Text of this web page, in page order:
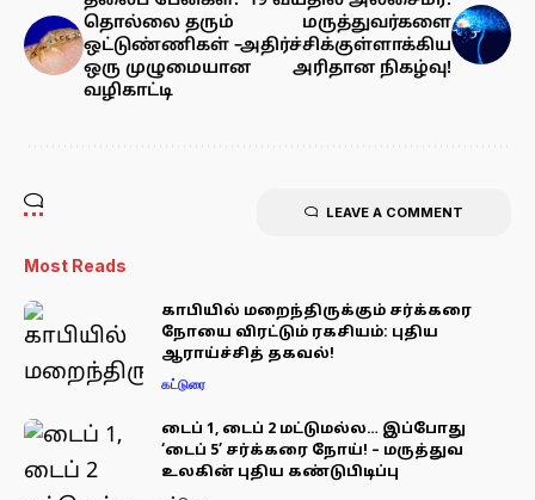
தொல்லை தரும்
ஒட்டுண்ணிகள் –
ஒரு முழுமையான
வழிகாட்டி
மருத்துவர்களை
அதிர்ச்சிக்குள்ளாக்கிய
அரிதான நிகழ்வு!
LEAVE A COMMENT
Most Reads
காபியில் மறைந்திருக்கும் சர்க்கரை
நோயை விரட்டும் ரகசியம்: புதிய
ஆராய்ச்சித் தகவல்!
கட்டுரை
டைப் 1, டைப் 2 மட்டுமல்ல… இப்போது
‘டைப் 5’ சர்க்கரை நோய்! – மருத்துவ
உலகின் புதிய கண்டுபிடிப்பு